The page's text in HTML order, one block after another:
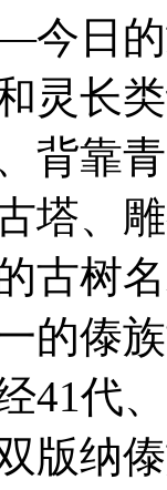
日的
灵长
背靠
塔、
古树
的傣
41代
版纳